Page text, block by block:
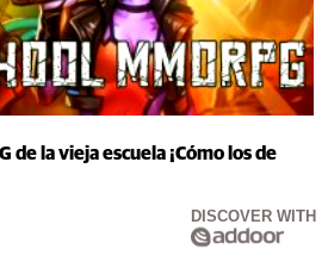
de la vieja escuela ¡Cómo los de
DISCOVER WITH